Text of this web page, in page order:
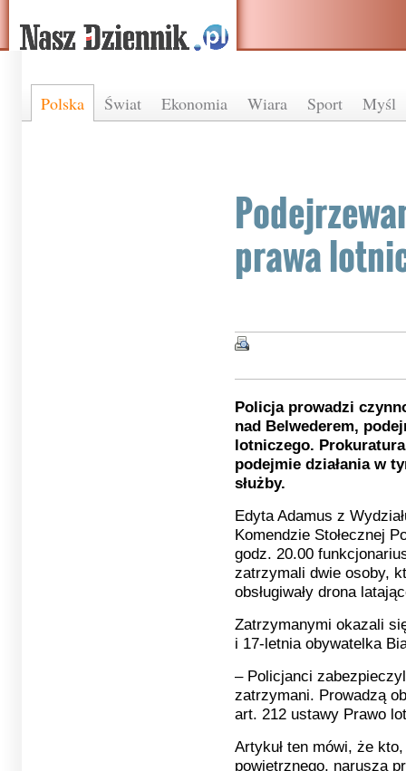
Polska Świat Ekonomia Wiara Sport Myśl
prawa
Policja prowadzi
nad Belwederem,
lotniczego.
podejmie działania w
służby.
Edyta Adamus z
Komendzie Stołecznej
godz. 20.00
zatrzymali dwie osoby,
obsługiwały drona
Zatrzymanymi okazali
i 17-letnia obywatelka
– Policjanci
zatrzymani. Prowadzą
art. 212 ustawy Prawo
Artykuł ten mówi, że
powietrznego, narusza